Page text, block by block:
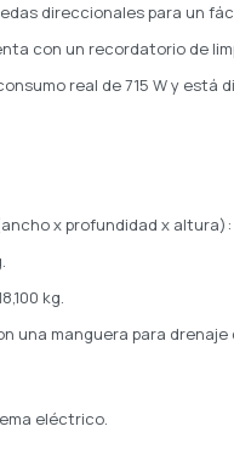
direccionales para un
con un recordatorio de
real de 715 W y está
x profundidad x altura):
kg.
una manguera para
eléctrico.